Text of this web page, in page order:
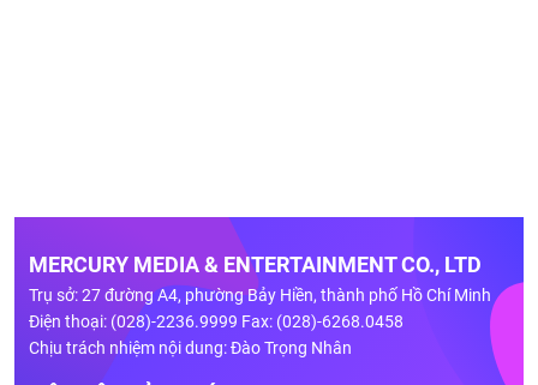
MERCURY MEDIA & ENTERTAINMENT CO., LTD
Trụ sở: 27 đường A4, phường Bảy Hiền, thành phố Hồ Chí Minh
Điện thoại: (028)-2236.9999 Fax: (028)-6268.0458
Chịu trách nhiệm nội dung: Đào Trọng Nhân